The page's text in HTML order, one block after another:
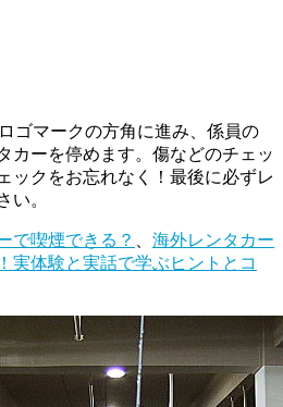
ゴマークの方角に進み、係員の
カーを停めます。傷などのチェッ
ックをお忘れなく！最後に必ずレ
い。
で喫煙できる？
海外レンタカー
実体験と実話で学ぶヒントとコ